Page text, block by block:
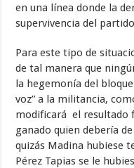
en una línea donde la
supervivencia del
Para este tipo de
de tal manera que
la hegemonía del
voz” a la militancia,
modificará el resultado
ganado quien debería
quizás Madina hubiese
Pérez Tapias se le